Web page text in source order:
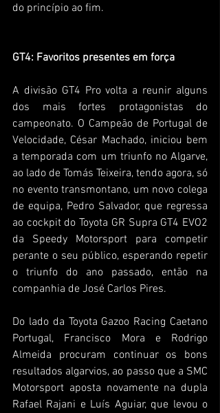
do princípio ao fim.
GT4: Favoritos presentes em força
A divisão GT4 Pro volta a reunir alguns
dos mais fortes protagonistas do
campeonato. O Campeão de Portugal de
Velocidade, César Machado, iniciou bem
a temporada com um triunfo no Algarve,
ao lado de Tomás Teixeira, tendo agora, só
no evento transmontano, um novo colega
de equipa, Pedro Salvador, que regressa
ao cockpit do Toyota GR Supra GT4 EVO2
da Speedy Motorsport para competir
perante o seu público, esperando repetir
o triunfo do ano passado, então na
companhia de José Carlos Pires.
Do lado da Toyota Gazoo Racing Caetano
Portugal, Francisco Mora e Rodrigo
Almeida procuram continuar os bons
resultados algarvios, ao passo que a SMC
Motorsport aposta novamente na dupla
Rafael Rajani e Luís Aguiar, que levou o